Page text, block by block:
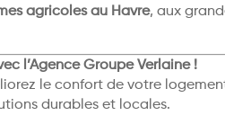
agricoles au Havre, aux
l’Agence Groupe Verlaine !
le confort de votre
durables et locales.